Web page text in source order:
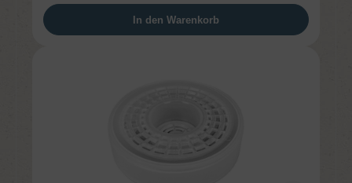
In den Warenkorb